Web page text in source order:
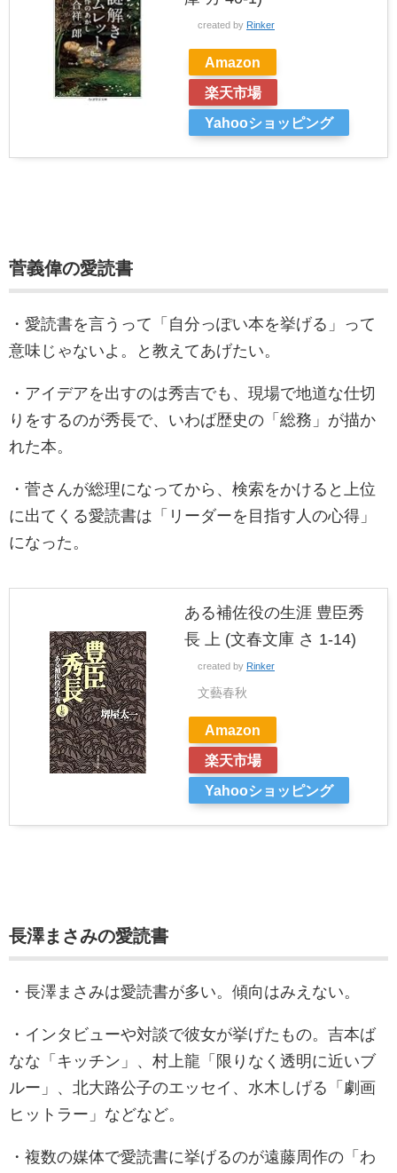
created by Rinker
Amazon
楽天市場
Yahooショッピング
菅義偉の愛読書
・愛読書を言うって「自分っぽい本を挙げる」って
意味じゃないよ。と教えてあげたい。
・アイデアを出すのは秀吉でも、現場で地道な仕切
りをするのが秀長で、いわば歴史の「総務」が描か
れた本。
・菅さんが総理になってから、検索をかけると上位
に出てくる愛読書は「リーダーを目指す人の心得」
になった。
ある補佐役の生涯 豊臣秀
長 上 (文春文庫 さ 1-14)
created by Rinker
文藝春秋
Amazon
楽天市場
Yahooショッピング
長澤まさみの愛読書
・長澤まさみは愛読書が多い。傾向はみえない。
・インタビューや対談で彼女が挙げたもの。吉本ば
なな「キッチン」、村上龍「限りなく透明に近いブ
ルー」、北大路公子のエッセイ、水木しげる「劇画
ヒットラー」などなど。
・複数の媒体で愛読書に挙げるのが遠藤周作の「わ